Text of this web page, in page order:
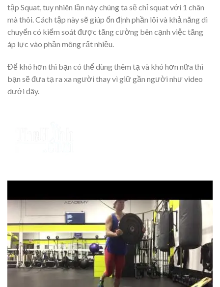
tập Squat, tuy nhiên lần này chúng ta sẽ chỉ squat với 1 chân
mà thôi. Cách tập này sẽ giúp ổn định phần lõi và khả năng di
chuyển có kiểm soát được tăng cường bên cạnh việc tăng
áp lực vào phần mông rất nhiều.
Để khó hơn thì bạn có thể dùng thêm tạ và khó hơn nữa thì
bạn sẽ đưa tạ ra xa người thay vì giữ gần người như video
dưới đây.